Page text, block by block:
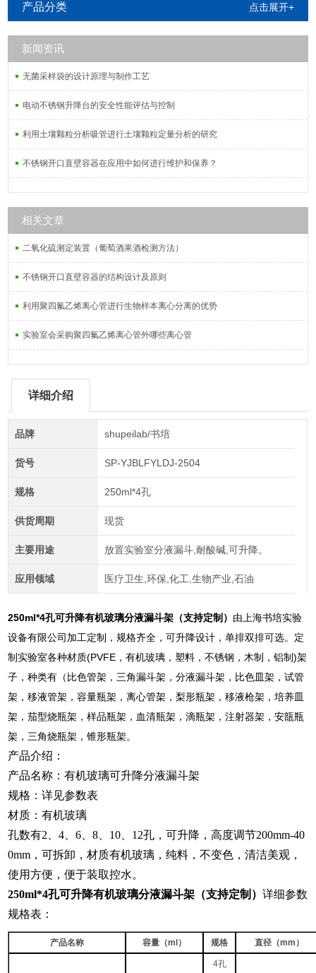
比色皿架，试管架，移液管架，容量
架，血清瓶架，滴瓶架，注射器架，
安瓿瓶架，三角烧瓶架，锥形瓶架。
产品分类 点击展开+
新闻资讯
无菌采样袋的设计原理与制作工艺
电动不锈钢升降台的安全性能评估与控制
利用土壤颗粒分析吸管进行土壤颗粒定量分析的研究
不锈钢开口直壁容器在应用中如何进行维护和保养？
相关文章
二氧化硫测定装置（葡萄酒果酒检测方法）
不锈钢开口直壁容器的结构设计及原则
利用聚四氟乙烯离心管进行生物样本离心分离的优势
实验室会采购聚四氟乙烯离心管外哪些离心管
详细介绍
品牌 shupeilab/书培
货号 SP-YJBLFYLDJ-2504
规格 250ml*4孔
供货周期 现货
主要用途 放置实验室分液漏斗,耐酸碱,可升降。
应用领域 医疗卫生,环保,化工,生物产业,石油
250ml*4孔可升降有机玻璃分液漏斗架（支持定制） 由上海书培实验
设备有限公司加工定制，规格齐全，可升降设计，单排双排可选。定
制实验室各种材质(PVFE，有机玻璃，塑料，不锈钢，木制，铝制)架
子，种类有（比色管架，三角漏斗架，分液漏斗架，比色皿架，试管
架，移液管架，容量瓶架，离心管架，梨形瓶架，移液枪架，培养皿
架，茄型烧瓶架，样品瓶架，血清瓶架，滴瓶架，注射器架，安瓿瓶
架，三角烧瓶架，锥形瓶架。
产品介绍：
产品名称：有机玻璃可升降分液漏斗架
规格：详见参数表
材质：有机玻璃
孔数有2、4、6、8、10、12孔，可升降，高度调节200mm-40
0mm，可拆卸，材质有机玻璃，纯料，不变色，清洁美观，
使用方便，便于装取控水。
250ml*4孔可升降有机玻璃分液漏斗架（支持定制）详细参数
规格表：
产品名称 容量（ml ） 规格 直径（mm ）
4孔